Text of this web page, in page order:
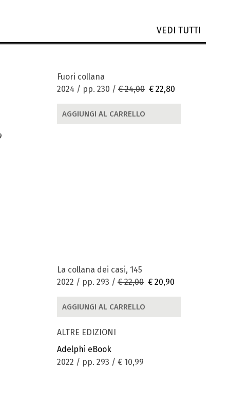
VEDI TUTTI
Fuori collana
2024 / pp. 230 / € 24,00 € 22,80
AGGIUNGI AL CARRELLO
La collana dei casi, 145
2022 / pp. 293 / € 22,00 € 20,90
AGGIUNGI AL CARRELLO
ALTRE EDIZIONI
Adelphi eBook
2022 / pp. 293 / € 10,99